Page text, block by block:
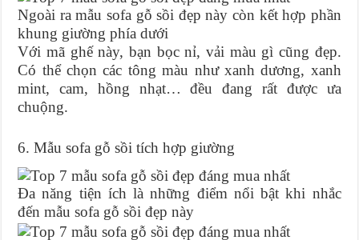
Ngoài ra mẫu sofa gỗ sồi đẹp này còn kết hợp phần
khung giường phía dưới
Với mã ghế này, bạn bọc nỉ, vải màu gì cũng đẹp.
Có thể chọn các tông màu như xanh dương, xanh
mint, cam, hồng nhạt… đều đang rất được ưa
chuộng.
6. Mẫu sofa gỗ sồi tích hợp giường
Đa năng tiện ích là những điểm nổi bật khi nhắc
đến mẫu sofa gỗ sồi đẹp này